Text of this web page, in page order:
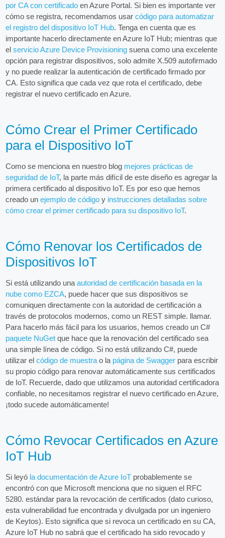
por CA con certificado en Azure Portal. Si bien es importante ver
cómo se registra, recomendamos usarcódigo para automatizar
el registro del dispositivo IoT Hub. Tenga en cuenta que es
importante hacerlo directamente en Azure IoT Hub; mientras que
elservicio Azure Device Provisioning suena como una excelente
opción para registrar dispositivos, solo admite X.509 autofirmado
y no puede realizar la autenticación de certificado firmado por
CA. Esto significa que cada vez que rota el certificado, debe
registrar el nuevo certificado en Azure.
Cómo Crear el Primer Certificado
para el Dispositivo IoT
Como se menciona en nuestro blog mejores prácticas de
seguridad de IoT, la parte más difícil de este diseño es agregar la
primera certificado al dispositivo IoT. Es por eso que hemos
creado unejemplo de código y instrucciones detalladas sobre
cómo crear el primer certificado para su dispositivo IoT.
Cómo Renovar los Certificados de
Dispositivos IoT
Si está utilizando unaautoridad de certificación basada en la
nube como EZCA, puede hacer que sus dispositivos se
comuniquen directamente con la autoridad de certificación a
través de protocolos modernos, como un REST simple. llamar.
Para hacerlo más fácil para los usuarios, hemos creado un C#
paquete NuGet que hace que la renovación del certificado sea
una simple línea de código. Si no está utilizando C#, puede
utilizar elcódigo de muestra o la página de Swagger para escribir
su propio código para renovar automáticamente sus certificados
de IoT. Recuerde, dado que utilizamos una autoridad certificadora
confiable, no necesitamos registrar el nuevo certificado en Azure,
¡todo sucede automáticamente!
Cómo Revocar Certificados en Azure
IoT Hub
Si leyó la documentación de Azure IoT probablemente se
encontró con que Microsoft menciona que no siguen el RFC
5280. estándar para la revocación de certificados (dato curioso,
esta vulnerabilidad fue encontrada y divulgada por un ingeniero
de Keytos). Esto significa que si revoca un certificado en su CA,
Azure IoT Hub no sabrá que el certificado ha sido revocado y